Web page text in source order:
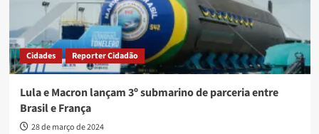
Cidades Reporter Cidadão
Lula e Macron lançam 3º submarino de parceria entre
Brasil e França
28 de março de 2024